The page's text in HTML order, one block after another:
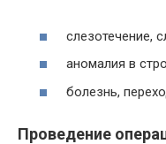
слезотечение,
аномалия в
болезнь,
Проведение